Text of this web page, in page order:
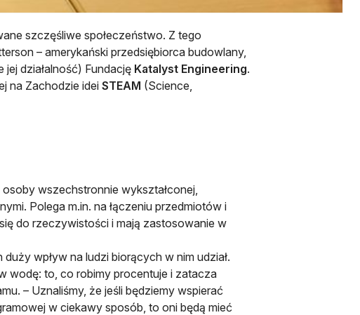
szczęśliwe społeczeństwo. Z tego
– amerykański przedsiębiorca budowlany,
działalność) Fundację Katalyst Engineering.
na Zachodzie idei STEAM (Science,
wszechstronnie wykształconej,
Polega m.in. na łączeniu przedmiotów i
do rzeczywistości i mają zastosowanie w
duży wpływ na ludzi biorących w nim udział.
wodę: to, co robimy procentuje i zatacza
– Uznaliśmy, że jeśli będziemy wspierać
w ciekawy sposób, to oni będą mieć